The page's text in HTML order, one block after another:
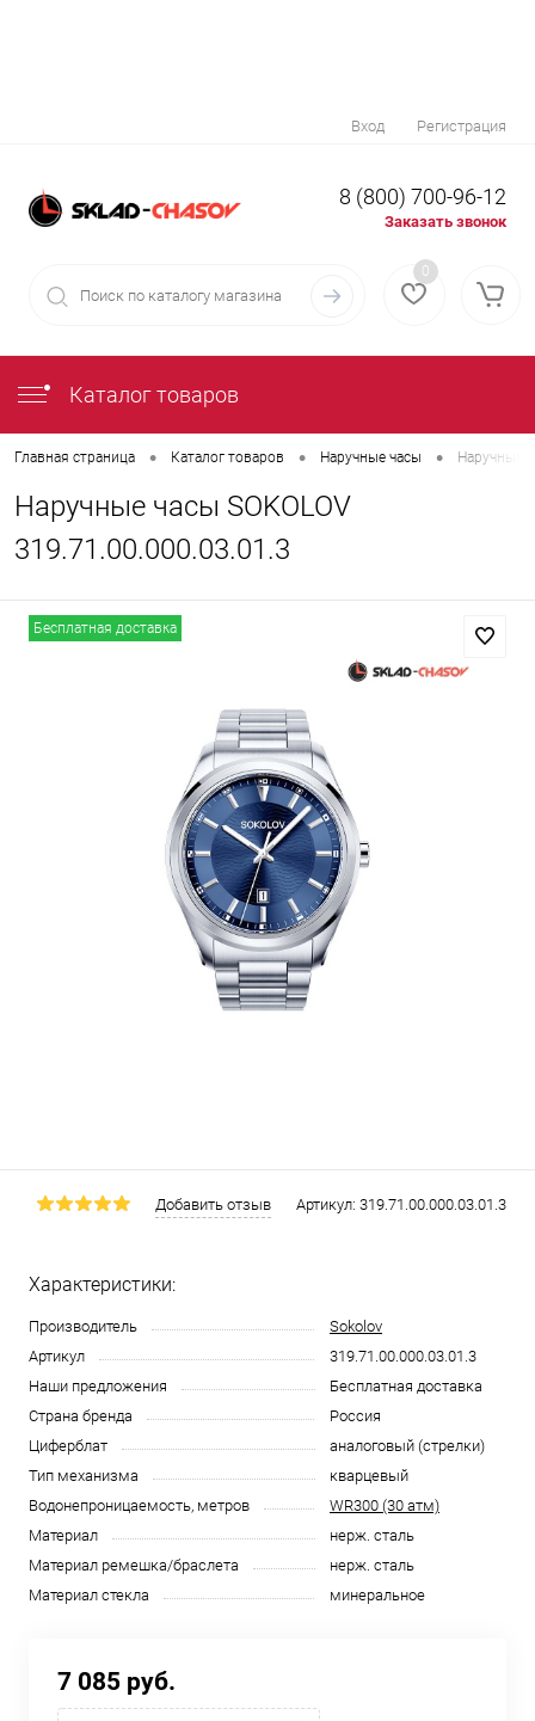
Вход Регистрация
8 (800) 700-96-12
Заказать звонок
0
Каталог товаров
Главная страница • Каталог товаров • Наручные часы • Наручные
Наручные часы SOKOLOV
319.71.00.000.03.01.3
Бесплатная доставка
Добавить отзыв Артикул: 319.71.00.000.03.01.3
Характеристики:
Производитель
Sokolov
Артикул
319.71.00.000.03.01.3
Наши предложения
Бесплатная доставка
Страна бренда
Россия
Циферблат
аналоговый (стрелки)
Тип механизма
кварцевый
Водонепроницаемость, метров
WR300 (30 атм)
Материал
нерж. сталь
Материал ремешка/браслета
нерж. сталь
Материал стекла
минеральное
7 085 руб.